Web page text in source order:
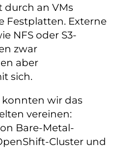
durch an VMs
Festplatten. Externe
NFS oder S3-
zwar
aber
sich.
konnten wir das
vereinen:
Bare-Metal-
Cluster und